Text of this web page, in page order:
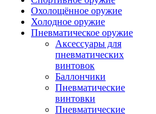
Охолощённое оружие
Холодное оружие
Пневматическое оружие
Аксессуары для
пневматических
винтовок
Баллончики
Пневматические
винтовки
Пневматические